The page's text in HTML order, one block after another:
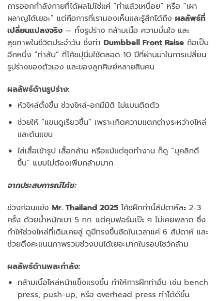
การออกกำลังกายที่ได้ผลไม่ใช่แค่ “ทำแล้วเหนื่อย” หรือ “เผา
ผลาญได้เยอะ” แต่คือการที่เรามองเห็นและรู้สึกได้ถึง ผลลัพธ์ที่
เปลี่ยนแปลงจริง — ทั้งรูปร่าง กล้ามเนื้อ ความมั่นใจ และ
สุขภาพในชีวิตประจำวัน ซึ่งท่า Dumbbell Front Raise ถือเป็น
อีกหนึ่ง “ท่าลับ” ที่โค้ชปุนิ่มใช้ตลอด 10 ปีที่ผ่านมาในการเปลี่ยน
รูปร่างของตัวเอง และของลูกศิษย์หลายสิบคน
ผลลัพธ์ด้านรูปร่าง:
หัวไหล่ตั้งขึ้น ช่วงไหล่-อกมีมิติ ไม่แบนติดตัว
ช่วยให้ “แขนดูเรียวขึ้น” เพราะเกิดความแตกต่างระหว่างไหล่
และต้นแขน
ใส่เสื้อเข้ารูป เสื้อกล้าม หรือแม้แต่ชุดทำงาน ก็ดู “บุคลิกดี
ขึ้น” แบบไม่ต้องเพิ่มกล้ามมาก
จากประสบการณ์โค้ช:
ช่วงก่อนแข่ง Mr. Thailand 2025 โค้ชฝึกท่านี้สัปดาห์ละ 2-3
ครั้ง ด้วยน้ำหนักเบา 5 กก. แต่คุมฟอร์มเป๊ะ ๆ ไม่เคยพลาด ซึ่ง
ทำให้ช่วงไหล่ที่เดิมเคยลู่ ดูมีทรงขึ้นชัดในเวลาแค่ 6 สัปดาห์ และ
ช่วยดึงคะแนนภาพรวมช่วงบนได้เยอะมากในรอบโชว์กล้าม
ผลลัพธ์ด้านพละกำลัง:
กล้ามเนื้อไหล่หน้าแข็งแรงขึ้น ทำให้การฝึกท่าอื่น เช่น bench
press, push-up, หรือ overhead press ทำได้ดีขึ้น